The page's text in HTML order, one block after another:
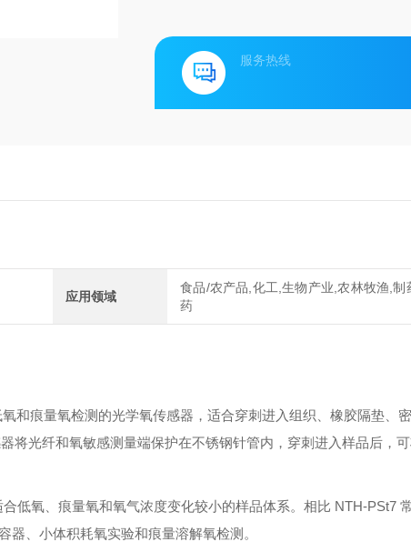
服务热线
应用领域
食品/农产品,化工,生物产业,农林牧渔,制
药
和痕量氧检测的光学氧传感器，适合穿刺进入组织、橡胶隔垫、
将光纤和氧敏感测量端保护在不锈钢针管内，穿刺进入样品后，
低氧、痕量氧和氧气浓度变化较小的样品体系。相比 NTH-PSt7
、小体积耗氧实验和痕量溶解氧检测。